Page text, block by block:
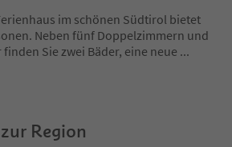
im schönen Südtirol bietet
Neben fünf Doppelzimmern und
Sie zwei Bäder, eine neue ...
Region